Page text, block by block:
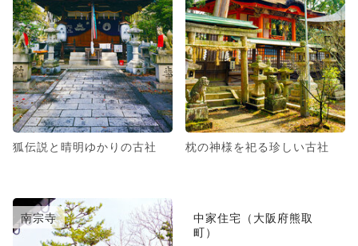
狐伝説と晴明ゆかりの古社 枕の神様を祀る珍しい古社
南宗寺
中家住宅（大阪府熊取
町）